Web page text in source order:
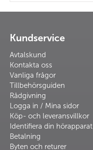
Kundservice
Avtalskund
Kontakta oss
Vanliga frågor
Tillbehörsguiden
Rådgivning
Logga in / Mina sidor
Köp- och leveransvillkor
Identifiera din hörapparat
Betalning
Byten och returer